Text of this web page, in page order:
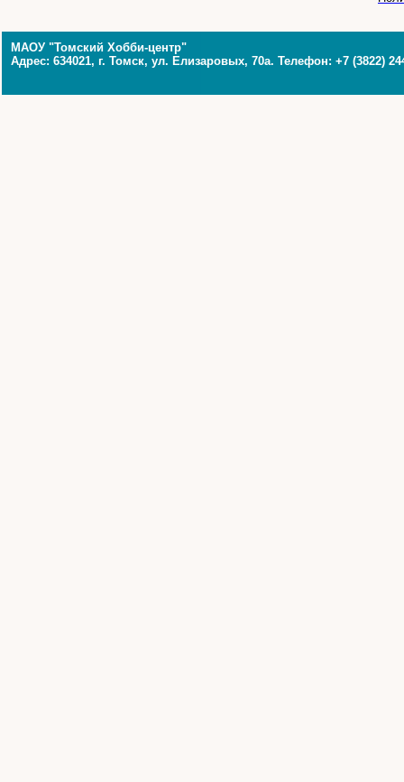
МАОУ "Томский Хобби-центр"
Адрес: 634021, г. Томск, ул. Елизаровых, 70а. Телефон: +7 (3822)